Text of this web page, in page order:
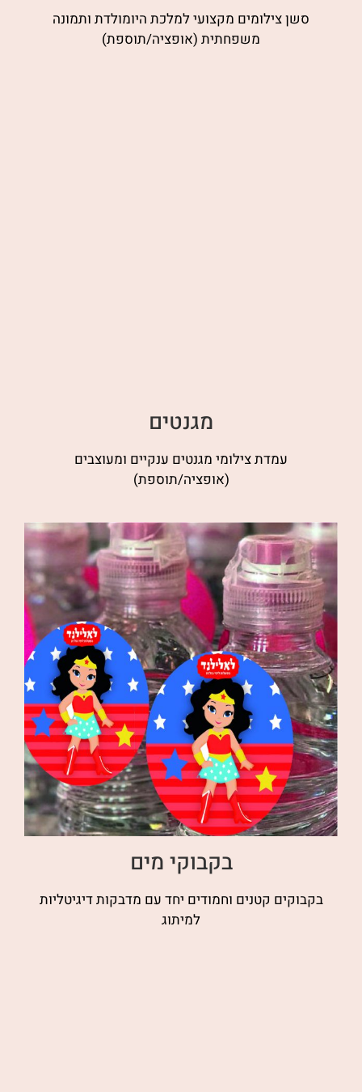
סשן צילומים מקצועי למלכת היומולדת ותמונה
משפחתית (אופציה/תוספת)
מגנטים
עמדת צילומי מגנטים ענקיים ומעוצבים
(אופציה/תוספת)
בקבוקי מים
בקבוקים קטנים וחמודים יחד עם מדבקות דיגיטליות
למיתוג